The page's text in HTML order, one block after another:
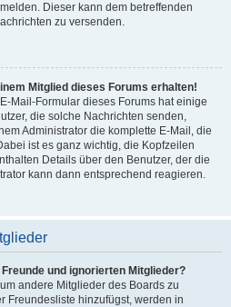
Dieser kann dem betreffenden
zu versenden.
Mitglied dieses Forums erhalten!
Mail-Formular dieses Forums hat einige
die solche Nachrichten senden,
Administrator die komplette E-Mail, die
ist es ganz wichtig, die Kopfzeilen
Details über den Benutzer, der die
kann dann entsprechend reagieren.
und ignorierten Mitglieder?
andere Mitglieder des Boards zu
Freundesliste hinzufügst, werden in